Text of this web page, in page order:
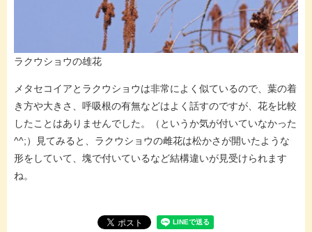
ラクウショウの雄花
メタセコイアとラクウショウは非常によく似ているので、葉の着
き方や大きさ、呼吸根の有無などはよく話すのですが、花を比較
したことはありませんでした。（というか気が付いていなかった
^^;）見てみると、ラクウショウの雌花は松かさが開いたような
形をしていて、塊で付いているなど結構違いが見受けられます
ね。